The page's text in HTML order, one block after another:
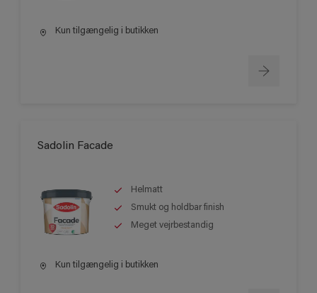
Kun tilgængelig i butikken
Sadolin Facade
Helmatt
Smukt og holdbar finish
Meget vejrbestandig
Kun tilgængelig i butikken